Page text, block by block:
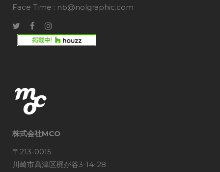
Face Time : nb@nolgraphic.com
株式会社MCO
〒213-0015
川崎市高津区梶が谷3-14-28